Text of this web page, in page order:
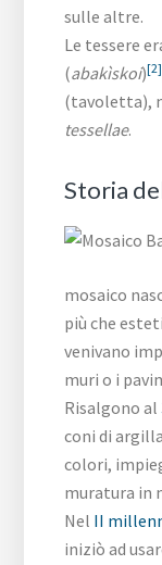
sulle altre.
Le tessere
(abakìskoi)[2]
(tavoletta),
tessellae.
Storia
mosaico
più che
venivano
muri o i
Risalgono al
coni di
colori,
muratura in
Nel II
iniziò ad